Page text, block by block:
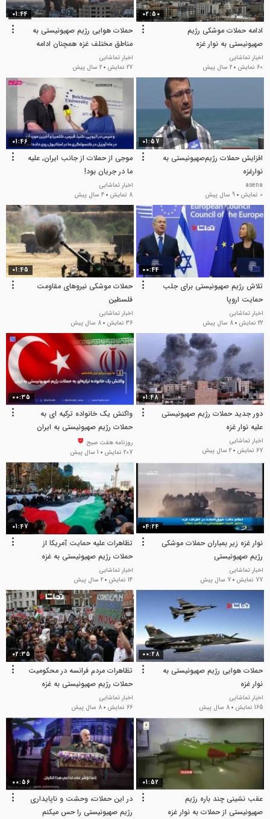
02:50
ادامه حملات موشکی رژیم
صهیونیستی به نوار غزه
اخبار تماشایی
60 نمایش
2 سال پیش
01:44
حملات هوایی رژیم صهیونیستی به
مناطق مختلف غزه همچنان ادامه
دارد
اخبار تماشایی
27 نمایش
2 سال پیش
01:57
افزایش حملات رژیم‌صهیونیستی به
نوارغزه
asena
0 نمایش
9 سال پیش
01:46
موجی از حملات از جانب ایران, علیه
ما در جریان بود!
اخبار تماشایی
8 نمایش
4 سال پیش
00:44
تلاش رژیم صهیونیستی برای جلب
حمایت اروپا
اخبار تماشایی
22 نمایش
8 سال پیش
01:45
حملات موشکی نیروهای مقاومت
فلسطین
اخبار تماشایی
36 نمایش
8 سال پیش
01:48
دور جدید حملات رژیم صهیونیستی
علیه نوار غزه
اخبار تماشایی
67 نمایش
2 سال پیش
00:35
واکنش یک خانواده ترکیه ای به
حملات رژیم صهیونیستی به ایران
روزنامه هفت صبح
207 نمایش
1 سال پیش
04:24
نوار غزه زیر بمباران حملات موشکی
رژیم صهیونیستی
اخبار تماشایی
77 نمایش
7 سال پیش
01:47
تظاهرات علیه حمایت آمریکا از
حملات رژیم صهیونیستی به غزه
اخبار تماشایی
14 نمایش
2 سال پیش
00:28
حملات هوایی رژیم صهیونیستی به
نوار غزه
اخبار تماشایی
165 نمایش
8 سال پیش
02:35
تظاهرات مردم فرانسه در محکومیت
حملات رژیم صهیونیستی به غزه
اخبار تماشایی
66 نمایش
8 سال پیش
01:52
عقب نشینی چند باره رژیم
صهیونیستی از حملات به نوار غزه
00:56
در این حملات، وحشت و ناپایداری
رژیم صهیونیستی را حس میکنم